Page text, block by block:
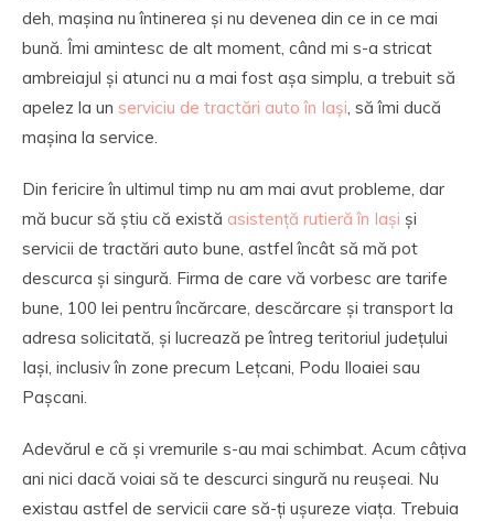
deh, mașina nu întinerea și nu devenea din ce in ce mai
bună. Îmi amintesc de alt moment, când mi s-a stricat
ambreiajul și atunci nu a mai fost așa simplu, a trebuit să
apelez la un serviciu de tractări auto în Iași , să îmi ducă
mașina la service.
Din fericire în ultimul timp nu am mai avut probleme, dar
mă bucur să știu că există asistență rutieră în Iași și
servicii de tractări auto bune, astfel încât să mă pot
descurca și singură. Firma de care vă vorbesc are tarife
bune, 100 lei pentru încărcare, descărcare și transport la
adresa solicitată, și lucrează pe întreg teritoriul județului
Iași, inclusiv în zone precum Lețcani, Podu Iloaiei sau
Pașcani.
Adevărul e că și vremurile s-au mai schimbat. Acum câțiva
ani nici dacă voiai să te descurci singură nu reușeai. Nu
existau astfel de servicii care să-ți ușureze viața. Trebuia